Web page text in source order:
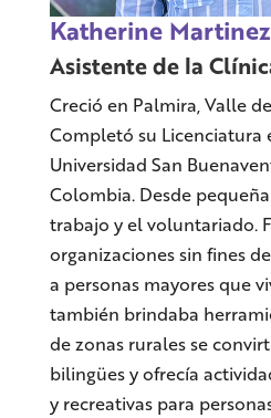
Katherine
Asistente de la
Creció en Palmira, Valle
Completó su Licenciatura
Universidad San
Colombia. Desde
trabajo y el voluntariado.
organizaciones sin fines
a personas mayores que
también brindaba
de zonas rurales se
bilingües y ofrecía
y recreativas para